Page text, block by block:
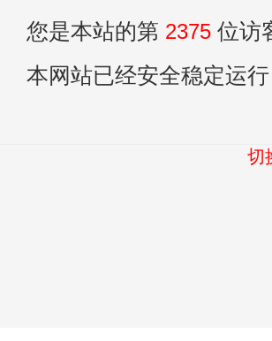
您是本站的第 2375 位访
本网站已经安全稳定运行
切